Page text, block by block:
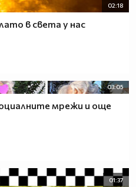
02:18
в света у нас
03:05
мрежи и още
01:37